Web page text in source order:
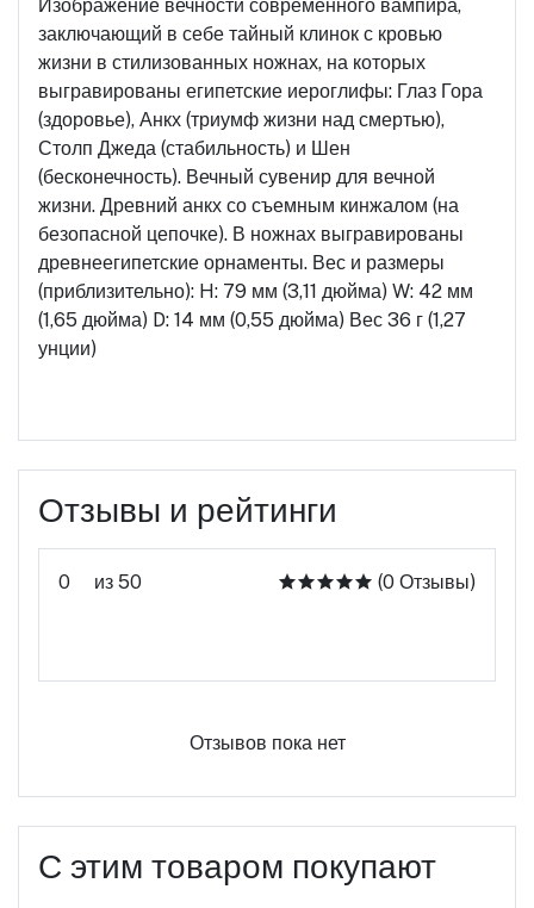
Изображение вечности современного вампира,
заключающий в себе тайный клинок с кровью
жизни в стилизованных ножнах, на которых
выгравированы египетские иероглифы: Глаз Гора
(здоровье), Анкх (триумф жизни над смертью),
Столп Джеда (стабильность) и Шен
(бесконечность). Вечный сувенир для вечной
жизни. Древний анкх со съемным кинжалом (на
безопасной цепочке). В ножнах выгравированы
древнеегипетские орнаменты. Вес и размеры
(приблизительно): H: 79 мм (3,11 дюйма) W: 42 мм
(1,65 дюйма) D: 14 мм (0,55 дюйма) Вес 36 г (1,27
унции)
Отзывы и рейтинги
0 из 50 (0 Отзывы)
Отзывов пока нет
С этим товаром покупают